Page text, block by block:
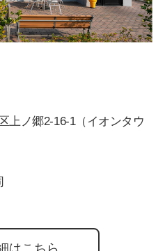
上ノ郷2-16-1（イオンタウ
はこちら